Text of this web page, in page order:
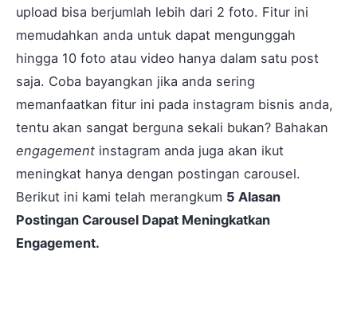
upload bisa berjumlah lebih dari 2 foto. Fitur ini
memudahkan anda untuk dapat mengunggah
hingga 10 foto atau video hanya dalam satu post
saja. Coba bayangkan jika anda sering
memanfaatkan fitur ini pada instagram bisnis anda,
tentu akan sangat berguna sekali bukan? Bahakan
engagement instagram anda juga akan ikut
meningkat hanya dengan postingan carousel.
Berikut ini kami telah merangkum 5 Alasan
Postingan Carousel Dapat Meningkatkan
Engagement.